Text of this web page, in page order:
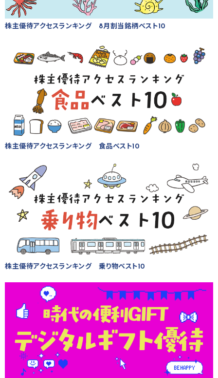
株主優待アクセスランキング 8月割当銘柄ベスト10
株主優待アクセスランキング 食品ベスト10
株主優待アクセスランキング 乗り物ベスト10